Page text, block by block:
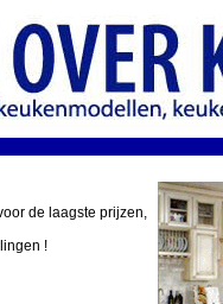
de laagste prijzen,
!